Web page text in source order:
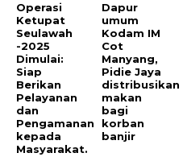
Operasi
Ketupat
Seulawah
-2025
Dimulai:
Siap
Berikan
Pelayanan
dan
Pengamanan
kepada
Masyarakat.
Dapur
umum
Kodam IM
Cot
Manyang,
Pidie Jaya
distribusikan
makan
bagi
korban
banjir